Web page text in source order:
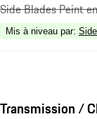
Side Blades Peint
Mis à niveau par:
Transmission /